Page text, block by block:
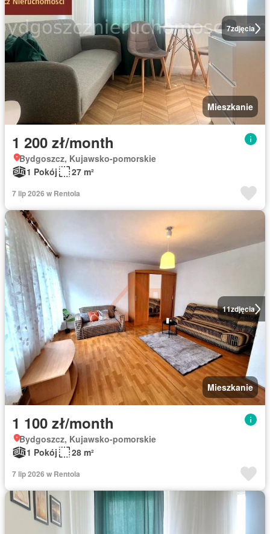
7zdjęcia
Mieszkanie
1 200 zł/month
Bydgoszcz, Kujawsko-pomorskie
1 Pokój
27 m²
7 lip 2026 w Rentola
11zdjęcia
Mieszkanie
1 100 zł/month
Bydgoszcz, Kujawsko-pomorskie
1 Pokój
28 m²
7 lip 2026 w Rentola